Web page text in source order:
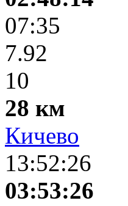
07:35
7.92
10
28 км
Кичево
13:52:26
03:53:26